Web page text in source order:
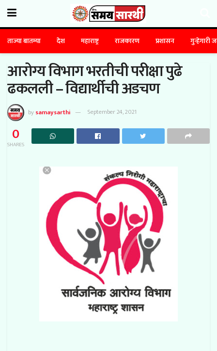
ताज्या बातम्या देश महाराष्ट्र राजकारण प्रशासन गुन्हेगारी
आरोग्य विभाग भरतीची परीक्षा पुढे
ढकलली – विद्यार्थीची अडचण
bysamaysarthi September 24, 2021
0
SHARES